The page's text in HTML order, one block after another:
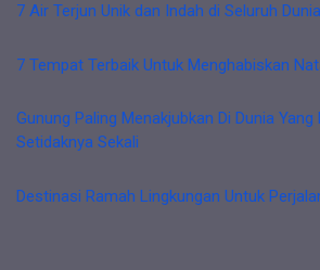
7 Air Terjun Unik dan Indah di Seluruh Dunia
7 Tempat Terbaik Untuk Menghabiskan
Gunung Paling Menakjubkan Di Dunia
Setidaknya Sekali
Destinasi Ramah Lingkungan Untuk